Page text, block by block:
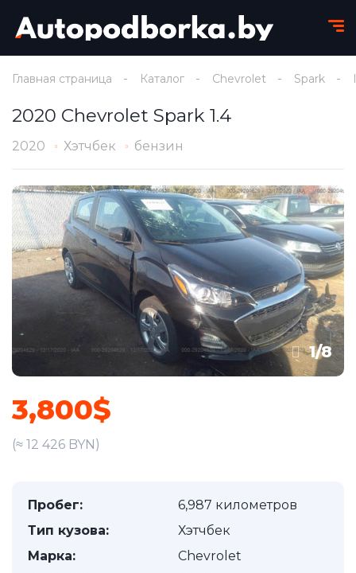
Главная страница Каталог Chevrolet Spark
2020 Chevrolet Spark 1.4
2020 Хэтчбек бензин
1/8
3,800$
(≈ 12 426 BYN)
Пробег:
6,987 километров
Тип кузова:
Хэтчбек
Марка:
Chevrolet